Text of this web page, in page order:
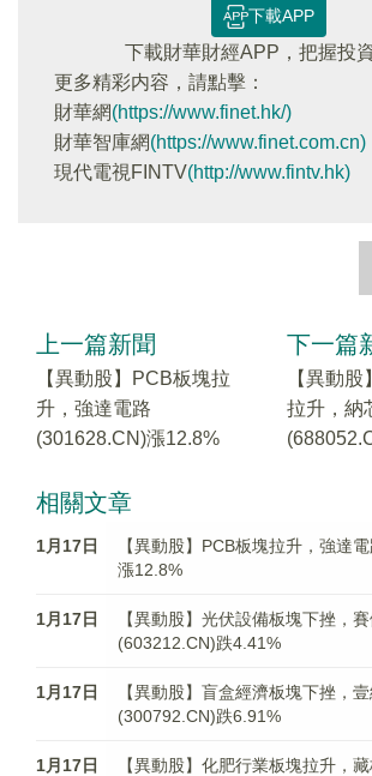
下載APP
下載財華財經APP，把握投
更多精彩内容，請點擊：
財華網(https://www.finet.hk/)
財華智庫網(https://www.finet.com.cn)
現代電視FINTV(http://www.fintv.hk)
上一篇新聞
【異動股】PCB板塊拉
升，強達電路
(301628.CN)漲12.8%
下一篇
【異動
拉升，納
相關文章
1月17日
【異動股】PCB板塊拉升，強達
漲12.8%
1月17日
【異動股】光伏設備板塊下挫，
(603212.CN)跌4.41%
1月17日
【異動股】盲盒經濟板塊下挫，
(300792.CN)跌6.91%
1月17日
【異動股】化肥行業板塊拉升，